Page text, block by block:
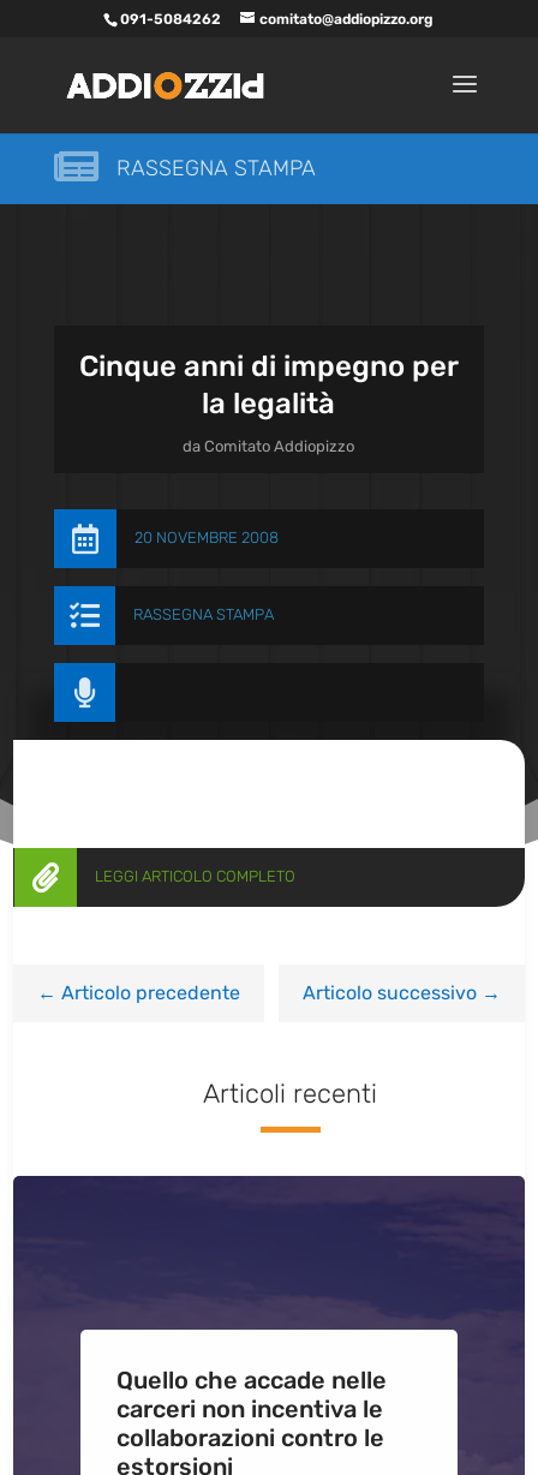
091-5084262 comitato@addiopizzo.org
 RASSEGNA STAMPA
Cinque anni di impegno per
la legalità
daComitato Addiopizzo
 20 NOVEMBRE 2008
 RASSEGNA STAMPA

 LEGGI ARTICOLO COMPLETO
←Articolo precedente Articolo successivo→
Articoli recenti
Quello che accade nelle
carceri non incentiva le
collaborazioni contro le
estorsioni